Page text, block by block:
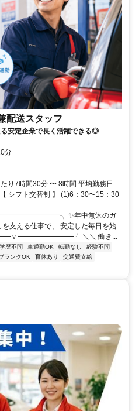
配送スタッフ
る安定企業で長く活躍できる◎
分
り7時間30分 〜 8時間 平均勤務日
シフト交替制 】 (1)6：30〜15：30
✨年中無休のガ
支える仕事で、 安定した毎日を始
ｖ━━━━━━━━╯ ＼＼ 働き...
学歴不問 車通勤OK 転勤なし
経験不問
ランクOK 育休あり
交通費支給